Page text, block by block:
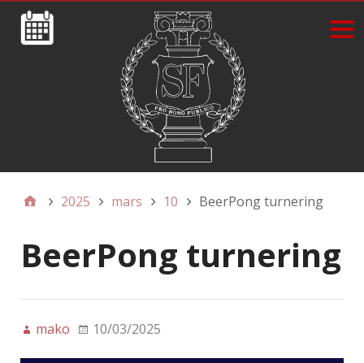
2025 mars 10 BeerPong turnering
BeerPong turnering
mako 10/03/2025